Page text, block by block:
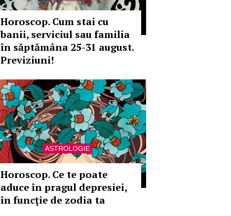
Horoscop. Cum stai cu
banii, serviciul sau familia
în săptămâna 25-31 august.
Previziuni!
ASTROLOGIE
Horoscop. Ce te poate
aduce în pragul depresiei,
în funcţie de zodia ta